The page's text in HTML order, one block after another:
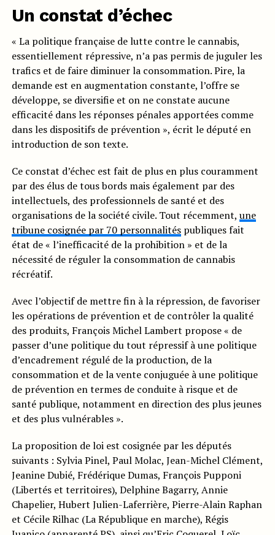
Un constat d’échec
« La politique française de lutte contre le cannabis,
essentiellement répressive, n’a pas permis de juguler les
trafics et de faire diminuer la consommation. Pire, la
demande est en augmentation constante, l’offre se
développe, se diversifie et on ne constate aucune
efficacité dans les réponses pénales apportées comme
dans les dispositifs de prévention », écrit le député en
introduction de son texte.
Ce constat d’échec est fait de plus en plus couramment
par des élus de tous bords mais également par des
intellectuels, des professionnels de santé et des
organisations de la société civile. Tout récemment, une
tribune cosignée par 70 personnalitéspubliques fait
état de « l’inefficacité de la prohibition » et de la
nécessité de réguler la consommation de cannabis
récréatif.
Avec l’objectif de mettre fin à la répression, de favoriser
les opérations de prévention et de contrôler la qualité
des produits, François Michel Lambert propose « de
passer d’une politique du tout répressif à une politique
d’encadrement régulé de la production, de la
consommation et de la vente conjuguée à une politique
de prévention en termes de conduite à risque et de
santé publique, notamment en direction des plus jeunes
et des plus vulnérables ».
La proposition de loi est cosignée par les députés
suivants : Sylvia Pinel, Paul Molac, Jean-Michel Clément,
Jeanine Dubié, Frédérique Dumas, François Pupponi
(Libertés et territoires), Delphine Bagarry, Annie
Chapelier, Hubert Julien-Laferrière, Pierre-Alain Raphan
et Cécile Rilhac (La République en marche), Régis